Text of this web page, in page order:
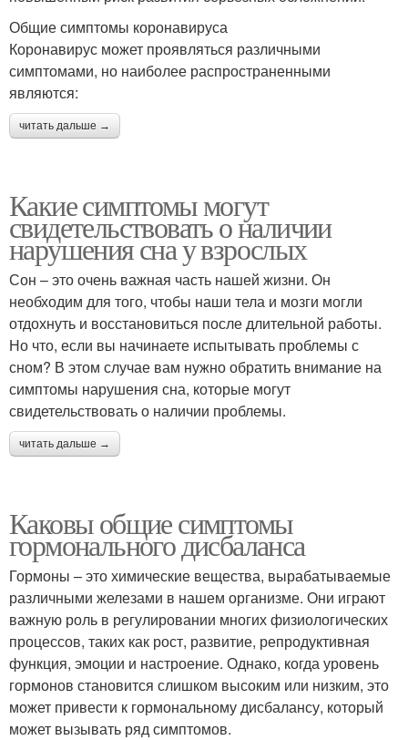
Общие симптомы коронавируса
Коронавирус может проявляться различными
симптомами, но наиболее распространенными
являются:
читать дальше →
Какие симптомы могут
свидетельствовать о наличии
нарушения сна у взрослых
Сон – это очень важная часть нашей жизни. Он
необходим для того, чтобы наши тела и мозги могли
отдохнуть и восстановиться после длительной работы.
Но что, если вы начинаете испытывать проблемы с
сном? В этом случае вам нужно обратить внимание на
симптомы нарушения сна, которые могут
свидетельствовать о наличии проблемы.
читать дальше →
Каковы общие симптомы
гормонального дисбаланса
Гормоны – это химические вещества, вырабатываемые
различными железами в нашем организме. Они играют
важную роль в регулировании многих физиологических
процессов, таких как рост, развитие, репродуктивная
функция, эмоции и настроение. Однако, когда уровень
гормонов становится слишком высоким или низким, это
может привести к гормональному дисбалансу, который
может вызывать ряд симптомов.